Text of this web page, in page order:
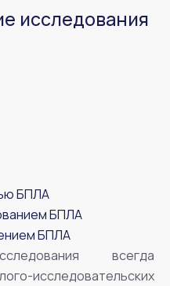
исследования
БПЛА
БПЛА
БПЛА
всегда
исследовательских